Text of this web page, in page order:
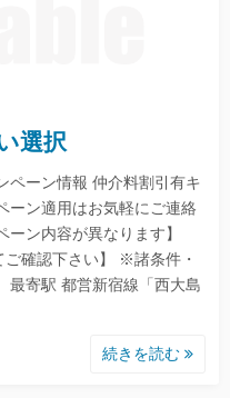
選択
ペーン情報 仲介料割引有キ
ーン適用はお気軽にご連絡
ン内容が異なります】
ご確認下さい】 ※諸条件・
最寄駅 都営新宿線「西大島
続きを読む